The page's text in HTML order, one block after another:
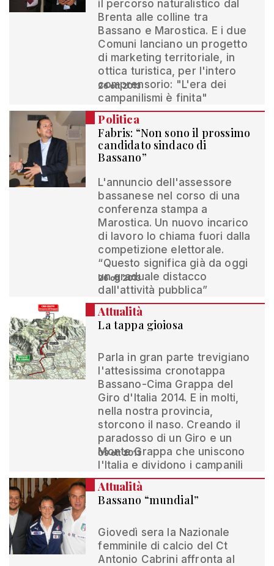
il percorso naturalistico dal
Brenta alle colline tra
Bassano e Marostica. E i due
Comuni lanciano un progetto
di marketing territoriale, in
ottica turistica, per l'intero
comprensorio: "L'era dei
campanilismi è finita"
26 ott 2013
Politica
Fabris: “Non sono il prossimo
candidato sindaco di
Bassano”
L'annuncio dell'assessore
bassanese nel corso di una
conferenza stampa a
Marostica. Un nuovo incarico
di lavoro lo chiama fuori dalla
competizione elettorale.
“Questo significa già da oggi
un graduale distacco
dall'attività pubblica”
26 ott 2013
Attualità
La tappa gioiosa
Parla in gran parte trevigiano
l'attesissima cronotappa
Bassano-Cima Grappa del
Giro d'Italia 2014. E in molti,
nella nostra provincia,
storcono il naso. Creando il
paradosso di un Giro e un
Monte Grappa che uniscono
l'Italia e dividono i campanili
09 ott 2013
Attualità
Bassano “mundial”
Giovedì sera la Nazionale
femminile di calcio del Ct
Antonio Cabrini affronta al